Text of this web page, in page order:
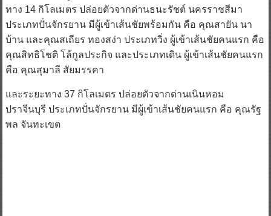
ทาง 14 กิโลเมตร ปล่อยตัวจากด่านธนะรัชต์ นครราชสีมา
ประเภทปั่นจักรยาน มีผู้เข้าเส้นชัยพร้อมกัน คือ คุณสายัน นา
บ้าน และคุณสเถียร ทองสง่า ประเภทวิ่ง ผู้เข้าเส้นชัยคนแรก คือ
คุณสิทธิโชติ โล้กูลประกิจ และประเภทเดิน ผู้เข้าเส้นชัยคนแรก
คือ คุณสุมาลี สัยมรรคา
และระยะทาง 37 กิโลเมตร ปล่อยตัวจากด่านเนินหอม
ปราจีนบุรี ประเภทปั่นจักรยาน มีผู้เข้าเส้นชัยคนแรก คือ คุณรัฐ
พล จันทะเขต